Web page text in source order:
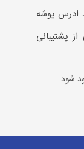
ادرس پوشه
پشتیبانی
شود
میتونید